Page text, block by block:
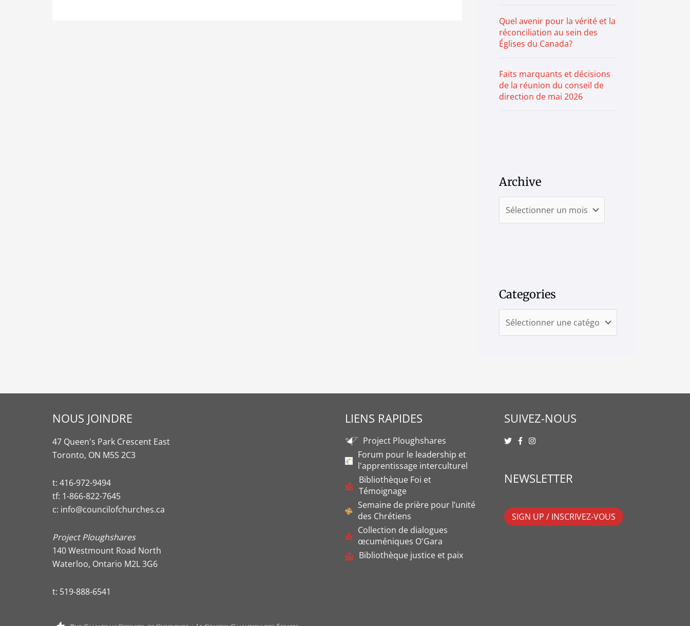
Quel avenir pour la vérité et la
réconciliation au sein des
Églises du Canada?
Faits marquants et décisions
de la réunion du conseil de
direction de mai 2026
Archive
Categories
NOUS JOINDRE
47 Queen's Park Crescent East
Toronto, ON M5S 2C3
t: 416-972-9494
tf: 1-866-822-7645
c: info@councilofchurches.ca
Project Ploughshares
140 Westmount Road North
Waterloo, Ontario M2L 3G6
t: 519-888-6541
LIENS RAPIDES
Project Ploughshares
Forum pour le leadership et
l'apprentissage interculturel
Bibliothèque Foi et
Témoignage
Semaine de prière pour l’unité
des Chrétiens
Collection de dialogues
œcuméniques O'Gara
Bibliothèque justice et paix
SUIVEZ-NOUS
NEWSLETTER
SIGN UP / INSCRIVEZ-VOUS